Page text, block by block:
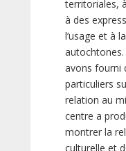
territoriales,
à des
l’usage et à
autochtones.
avons fourni
particuliers
relation au
centre a
montrer la
culturelle et